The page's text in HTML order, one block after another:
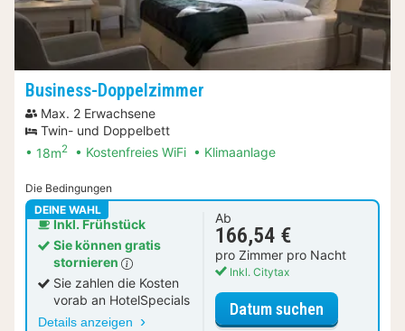
Business-Doppelzimmer
Max. 2 Erwachsene
Twin- und Doppelbett
18m2 Kostenfreies WiFi Klimaanlage
Die Bedingungen
DEINE WAHL
Inkl. Frühstück
Sie können gratis
stornieren
Sie zahlen die Kosten
vorab an HotelSpecials
Details anzeigen
Ab
166,54 €
pro Zimmer pro Nacht
Inkl. Citytax
Datum suchen